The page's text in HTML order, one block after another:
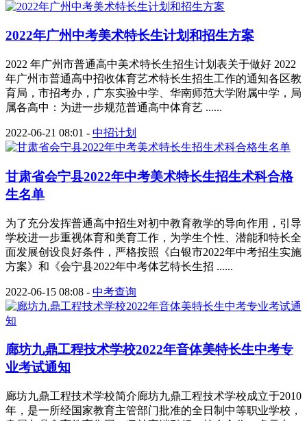
2022年广州中考美术特长生计划和招生方案
2022 年广州市普通高中美术特长生招生计划表关于做好 2022
年广州市普通高中招收体育艺术特长生招生工作的通知各区教
育局，市招考办，广东实验中学、华南师范大学附属中学，局
属各高中：为进一步规范普通高中体育艺 ......
2022-06-21 08:01 - 中招计划
甘肃省会宁县2022年中考美术特长生招生术科合格
生名单
为了充分发挥普通高中招生对初中教育教学的导向作用，引导
学校进一步重视体育和美育工作，为学生个性、潜能和特长全
面发展创设良好条件，严格按照《白银市2022年中考招生实施
方案》和《会宁县2022年中考体艺特长生招 ......
2022-06-15 08:08 - 中考查询
廊坊九鼎工程技术学校2022年音体美特长生中考专
业考试通知
廊坊九鼎工程技术学校简介廊坊九鼎工程技术学校成立于2010
年，是一所经国家教育主管部门批准的全日制中等职业学校，